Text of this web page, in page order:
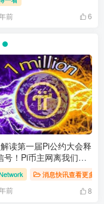
前 6
读第一届Pi公约大会释
号！Pi币主网离我们不
消息快讯查看更多
前 8